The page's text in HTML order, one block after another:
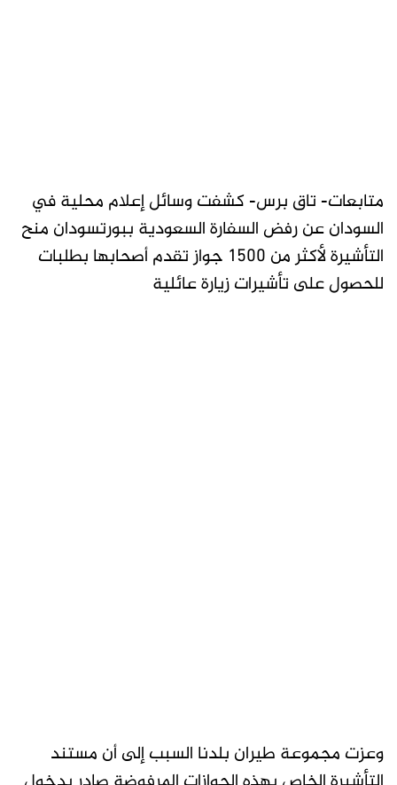
متابعات- تاق برس- كشفت وسائل إعلام محلية في
السودان عن رفض السفارة السعودية ببورتسودان منح
التأشيرة لأكثر من 1500 جواز تقدم أصحابها بطلبات
للحصول على تأشيرات زيارة عائلية
وعزت مجموعة طيران بلدنا السبب إلى أن مستند